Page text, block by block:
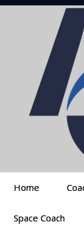
Home
Space Coach